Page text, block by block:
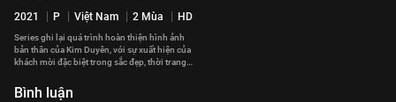
2021 P Việt Nam 2 Mùa HD
Series ghi lại quá trình hoàn thiện hình ảnh
bản thân của Kim Duyên, với sự xuất hiện của
khách mời đặc biệt trong sắc đẹp, thời trang
Bình luận